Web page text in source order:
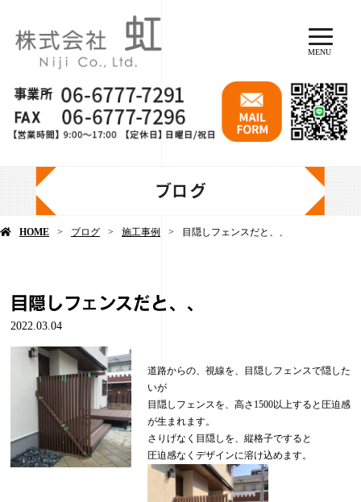
MENU
ブログ
HOME ブログ 施工事例 目隠しフェンスだと、、
目隠しフェンスだと、、
2022.03.04
道路からの、視線を、目隠しフェンスで隠した
いが
目隠しフェンスを、高さ1500以上すると圧迫感
が生まれます。
さりげなく目隠しを、縦格子ですると
圧迫感なくデザインに溶け込めます。